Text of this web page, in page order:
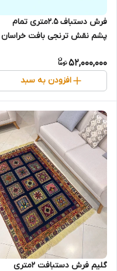
فرش دستباف 2.5متری تمام
پشم نقش ترنجی بافت خراسان
52,000,000
افزودن به سبد
گلیم فرش دستبافت 2متری